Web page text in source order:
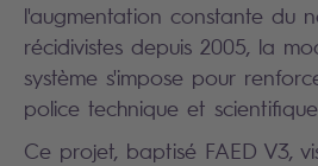
l'augmentation constante du
récidivistes depuis 2005, la
système s'impose pour
police technique et
Ce projet, baptisé FAED V3,